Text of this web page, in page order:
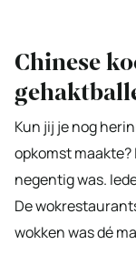
Chinese
Kun jij je nog
opkomst maakte?
negentig was.
De
wokken was dé